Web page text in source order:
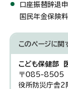
口座振替辞退
国民年金保険
このページに関
こども保健部
〒085-8505
役所防災庁舎2